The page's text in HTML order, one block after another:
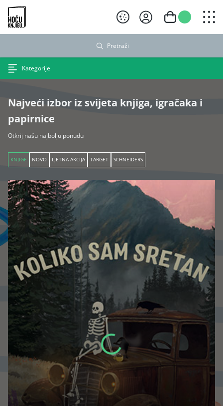
Hoću knjigu crni logo
Pretraži
Kategorije
Najveći izbor iz svijeta knjiga, igračaka i
papirnice
Otkrij našu najbolju ponudu
KNJIGE NOVO LJETNA AKCIJA TARGET SCHNEIDERS